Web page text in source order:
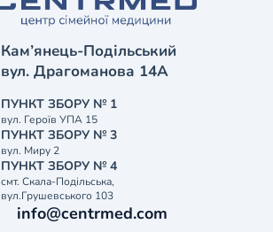
Кам’янець-Подільський
вул. Драгоманова 14А
ПУНКТ ЗБОРУ № 1
вул. Героїв УПА 15
ПУНКТ ЗБОРУ № 3
вул. Миру 2
ПУНКТ ЗБОРУ № 4
смт. Скала-Подільська,
вул.Грушевського 103
info@centrmed.com